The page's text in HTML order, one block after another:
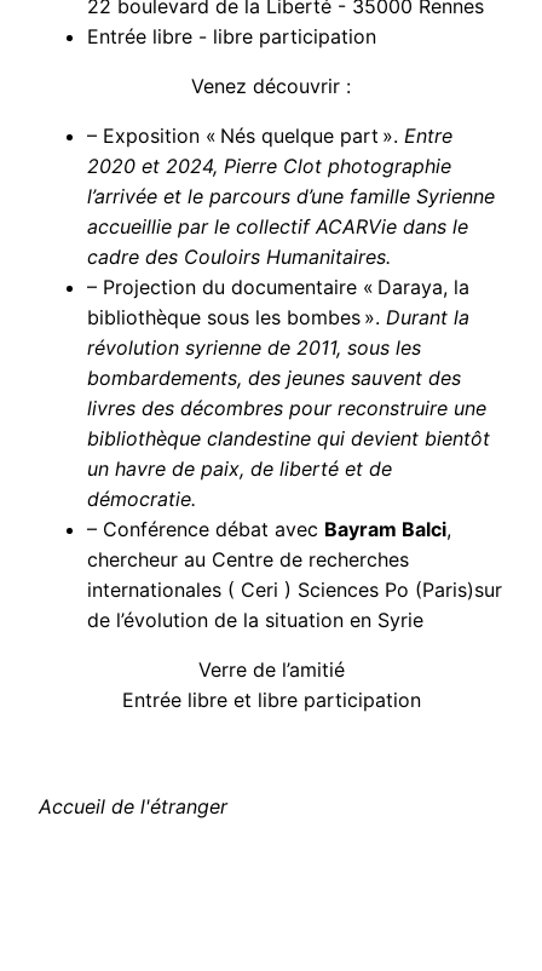
22 boulevard de la Liberté - 35000 Rennes
Entrée libre - libre participation
Venez découvrir :
– Exposition « Nés quelque part ». Entre
2020 et 2024, Pierre Clot photographie
l’arrivée et le parcours d’une famille Syrienne
accueillie par le collectif ACARVie dans le
cadre des Couloirs Humanitaires.
– Projection du documentaire « Daraya, la
bibliothèque sous les bombes ». Durant la
révolution syrienne de 2011, sous les
bombardements, des jeunes sauvent des
livres des décombres pour reconstruire une
bibliothèque clandestine qui devient bientôt
un havre de paix, de liberté et de
démocratie.
– Conférence débat avec Bayram Balci,
chercheur au Centre de recherches
internationales ( Ceri ) Sciences Po (Paris)sur
de l’évolution de la situation en Syrie
Verre de l’amitié
Entrée libre et libre participation
Accueil de l'étranger